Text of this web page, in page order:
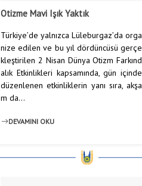
Otizme Mavi Işık Yaktık
Türkiye’de yalnızca Lüleburgaz’da orga
nize edilen ve bu yıl dördüncüsü gerçe
kleştirilen 2 Nisan Dünya Otizm Farkınd
alık Etkinlikleri kapsamında, gün içinde
düzenlenen etkinliklerin yanı sıra, akşa
m da...
DEVAMINI OKU